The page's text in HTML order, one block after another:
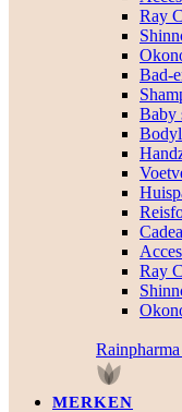
Ray
Bad-
Baby
Ray
MERKEN